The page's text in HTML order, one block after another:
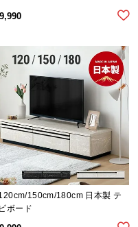
150cm/180cm 日本製 テ
ボード